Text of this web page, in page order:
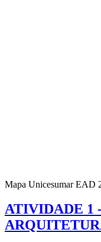
Mapa Unicesumar EAD
ATIVIDADE 1